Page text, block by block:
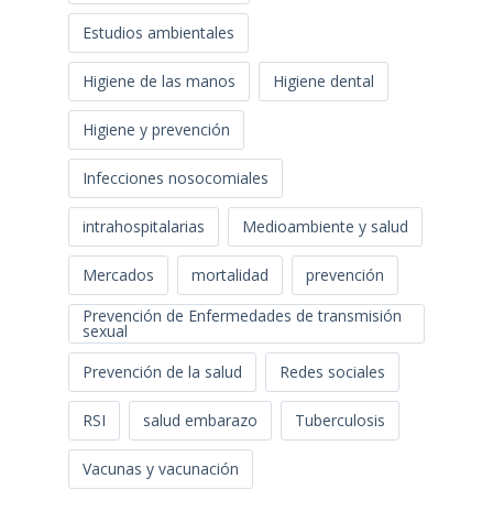
Estudios ambientales
Higiene de las manos Higiene dental
Higiene y prevención
Infecciones nosocomiales
intrahospitalarias Medioambiente y salud
Mercados mortalidad
prevención
Prevención de Enfermedades de transmisión
sexual
Prevención de la salud
Redes sociales
RSI salud embarazo Tuberculosis
Vacunas y vacunación